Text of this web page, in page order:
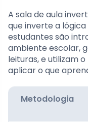
A sala de aula
que inverte a lógica
estudantes são
ambiente escolar,
leituras, e utilizam
aplicar o que
Metodologia